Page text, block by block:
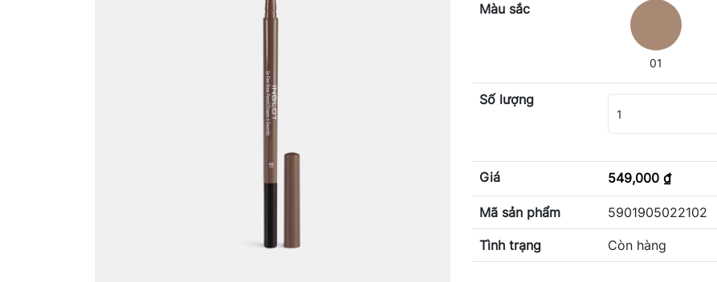
Màu sắc
01
Số lượng
1
Giá 549,000 ₫
Mã sản phẩm 5901905022102
Tình trạng Còn hàng